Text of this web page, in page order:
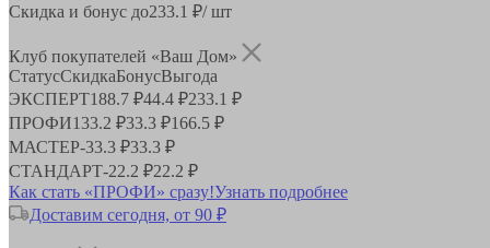
Скидка и бонус до233.1 ₽/ шт
Клуб покупателей «Ваш Дом»
СтатусСкидкаБонусВыгода
ЭКСПЕРТ188.7 ₽44.4 ₽233.1 ₽
ПРОФИ133.2 ₽33.3 ₽166.5 ₽
МАСТЕР-33.3 ₽33.3 ₽
СТАНДАРТ-22.2 ₽22.2 ₽
Как стать «ПРОФИ» сразу!Узнать подробнее
Доставим сегодня, от 90 ₽